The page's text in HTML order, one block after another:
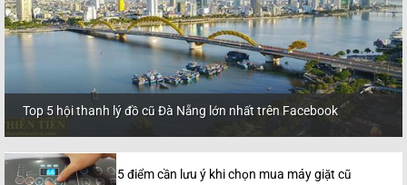
Top 5 hội thanh lý đồ cũ Đà Nẵng lớn nhất trên Facebook
5 điểm cần lưu ý khi chọn mua máy giặt cũ